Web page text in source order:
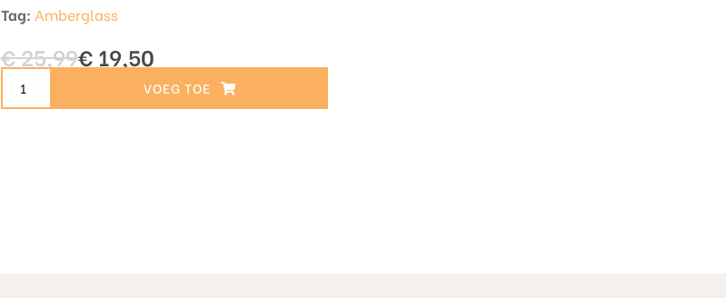
Tag: Amberglass
€25,99
Oorspronkelijke
prijs
was:
€ 25,99.
€19,50
Huidige
prijs
€ 19,50.
G201